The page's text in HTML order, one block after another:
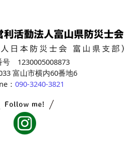
号 1230005008873
富山市横内60番地6
： 090-3240-3821